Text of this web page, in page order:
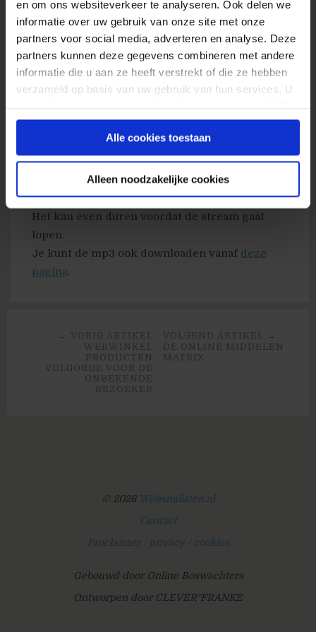
en om ons websiteverkeer te analyseren. Ook delen we
informatie over uw gebruik van onze site met onze
partners voor social media, adverteren en analyse. Deze
partners kunnen deze gegevens combineren met andere
informatie die u aan ze heeft verstrekt of die ze hebben
verzameld op basis van uw gebruik van hun services. U
gebruiken.
Alle cookies toestaan
Alleen noodzakelijke cookies
terecht komt. Facebook is voor hem het beste
voorbeeld van online persuasion en hij legt uit
waarom. Ook duikt hij in het vraagstuk
wanneer online experience en design moet
wijken voor de noodzaak van conversie (door
De podcast is hier met een audio player
opgenomen:
Het kan even duren voordat de stream gaat
lopen.
Je kunt de mp3 ook downloaden vanaf deze
pagina.
VOLGEND ARTIKEL →
DE ONLINE MIDDELEN
MATRIX
← VORIG ARTIKEL
WEBWINKEL
PRODUCTEN
VOLGORDE VOOR DE
ONBEKENDE
BEZOEKER
© 2026 Webanalisten.nl
Contact
Proclaimer / privacy / cookies
Gebouwd door Online Boswachters
Ontworpen door CLEVER°FRANKE